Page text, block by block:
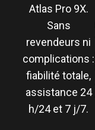
Atlas Pro 9X.
Sans
revendeurs ni
complications :
fiabilité totale,
assistance 24
h/24 et 7 j/7.